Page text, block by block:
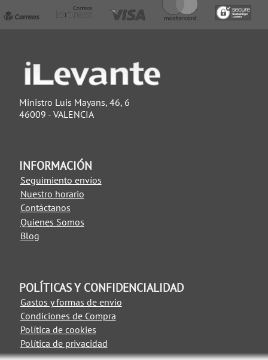
Ministro Luis Mayans, 46, 6
46009 - VALENCIA
INFORMACIÓN
Seguimiento envíos
Nuestro horario
Contáctanos
Quienes Somos
Blog
POLÍTICAS Y CONFIDENCIALIDAD
Gastos y formas de envio
Condiciones de Compra
Política de cookies
Política de privacidad